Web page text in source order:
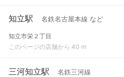
知立駅 名鉄名古屋本線 など
知立市栄２丁目
このページの店舗から 40 m
三河知立駅 名鉄三河線